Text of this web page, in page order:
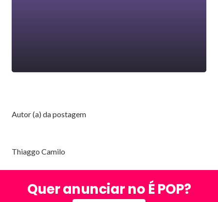
Autor (a) da postagem
Thiaggo Camilo
Quer anunciar no É POP?